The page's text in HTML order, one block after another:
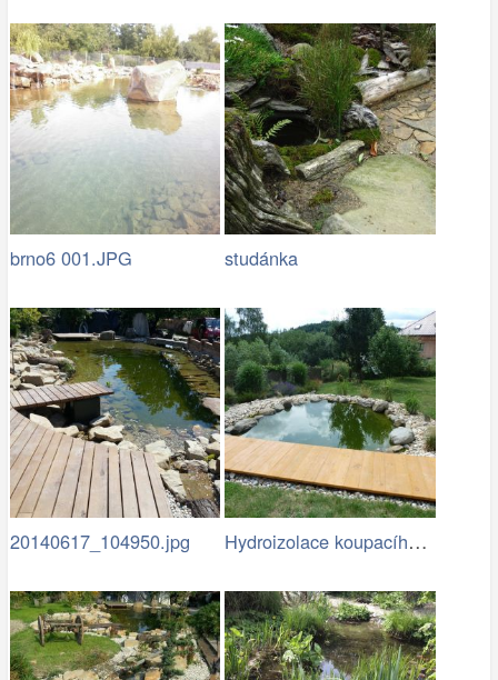
brno6 001.JPG studánka
20140617_104950.jpg Hydroizolace koupacího jezírka